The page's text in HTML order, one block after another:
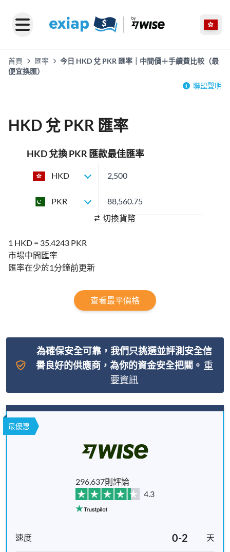
首頁 匯率
今日 HKD 兌 PKR 匯率｜中間價＋手續費比較（最
便宜換匯）
聯盟聲明
HKD 兌 PKR 匯率
HKD 兌換 PKR 匯款最佳匯率
HKD
PKR
切換貨幣
1 HKD = 35.4243 PKR
市場中間匯率
匯率在少於1分鐘前更新
查看最平價格
為確保安全可靠，我們只挑選並評測安全信
譽良好的供應商，為你的資金安全把關。 重
要資訊
最優惠
296,637則評論
4.3
0-2 天